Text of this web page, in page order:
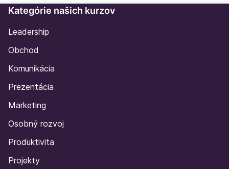
Kategórie našich kurzov
Leadership
Obchod
Komunikácia
Prezentácia
Marketing
Osobný rozvoj
Produktivita
Projekty